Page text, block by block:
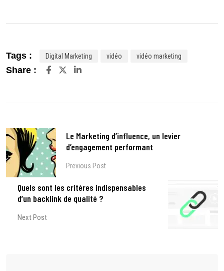
Tags : Digital Marketing vidéo vidéo marketing
Share : LinkedIn
Le Marketing d’influence, un levier
d’engagement performant
Previous Post
Quels sont les critères indispensables
d’un backlink de qualité ?
Next Post